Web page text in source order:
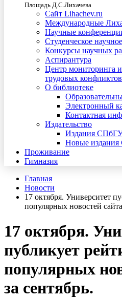
Площадь Д.С.Лихачева
Сайт Lihachev.ru
Международные
Научные
Студенческое
Конкурсы научных
Аспирантура
Центр мониторинга
трудовых конфликтов
О библиотеке
Электронный
Контактная
Издательство
Издания
Новые
Проживание
Гимназия
Главная
Новости
17 октября. Университет
популярных новостей
17 октября.
публикует
популярных
за сентябрь.